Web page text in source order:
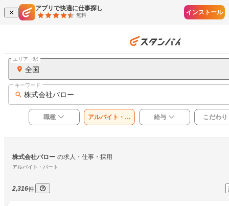
アプリで快適に仕事探し
無料 インストール
全国
エリア、駅
株式会社バロー
キーワード
職種
アルバイト・パ
ート
給与 こだわり
株式会社バロー の求人・仕事・採用
アルバイト・パート
2,316件